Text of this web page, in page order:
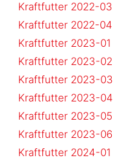
Kraftfutter 2022-03
Kraftfutter 2022-04
Kraftfutter 2023-01
Kraftfutter 2023-02
Kraftfutter 2023-03
Kraftfutter 2023-04
Kraftfutter 2023-05
Kraftfutter 2023-06
Kraftfutter 2024-01